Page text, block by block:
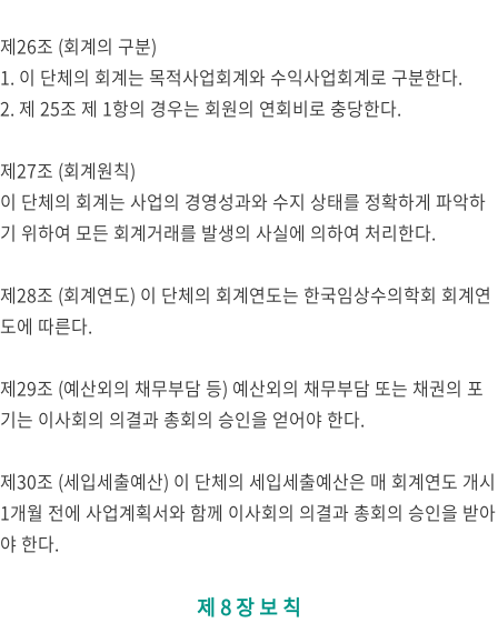
제26조 (회계의 구분)
1. 이 단체의 회계는 목적사업회계와 수익사업회계로 구분한다.
2. 제 25조 제 1항의 경우는 회원의 연회비로 충당한다.
제27조 (회계원칙)
이 단체의 회계는 사업의 경영성과와 수지 상태를 정확하게 파악하
기 위하여 모든 회계거래를 발생의 사실에 의하여 처리한다.
제28조 (회계연도) 이 단체의 회계연도는 한국임상수의학회 회계연
도에 따른다.
제29조 (예산외의 채무부담 등) 예산외의 채무부담 또는 채권의 포
기는 이사회의 의결과 총회의 승인을 얻어야 한다.
제30조 (세입세출예산) 이 단체의 세입세출예산은 매 회계연도 개시
1개월 전에 사업계획서와 함께 이사회의 의결과 총회의 승인을 받아
야 한다.
제 8 장 보 칙